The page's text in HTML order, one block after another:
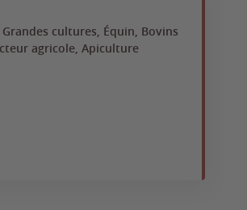
cultures, Équin, Bovins
agricole, Apiculture